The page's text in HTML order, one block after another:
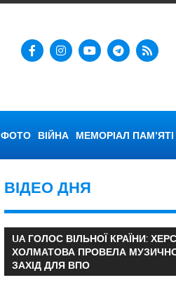
ФОТО ВІЙНА МЕМОРІАЛ ПАМ’ЯТІ
ВІДЕО ДНЯ
UA ГОЛОС ВІЛЬНОЇ КРАЇНИ:
ХОЛМАТОВА ПРОВЕЛА
ЗАХІД ДЛЯ ВПО